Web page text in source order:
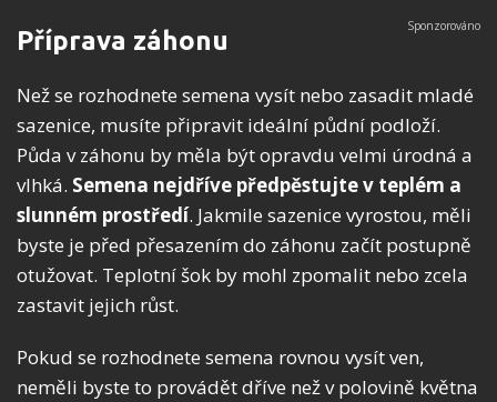
Příprava záhonu
Než se rozhodnete semena vysít nebo zasadit mladé
sazenice, musíte připravit ideální půdní podloží.
Půda v záhonu by měla být opravdu velmi úrodná a
vlhká. Semena nejdříve předpěstujte v teplém a
slunném prostředí. Jakmile sazenice vyrostou, měli
byste je před přesazením do záhonu začít postupně
otužovat. Teplotní šok by mohl zpomalit nebo zcela
zastavit jejich růst.
Pokud se rozhodnete semena rovnou vysít ven,
neměli byste to provádět dříve než v polovině května